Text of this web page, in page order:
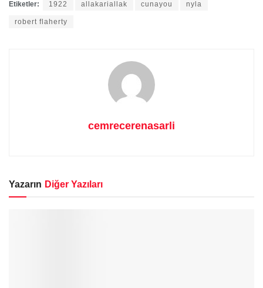
Etiketler: 1922 allakariallak cunayou nyla
robert flaherty
cemrecerenasarli
Yazarın Diğer Yazıları